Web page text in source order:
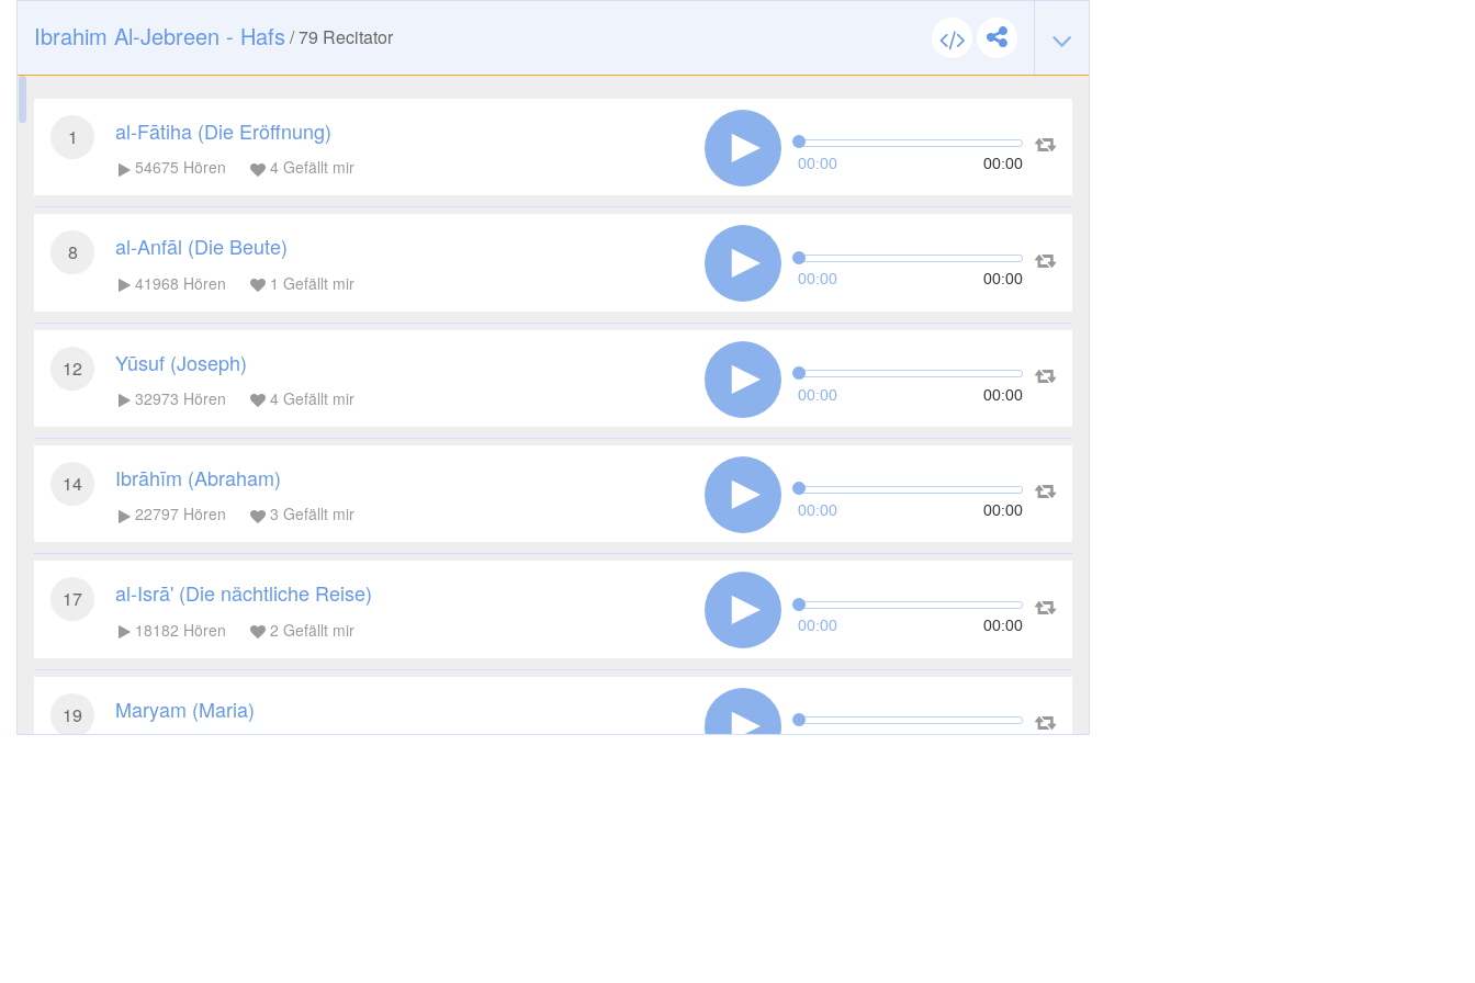
Ibrahim Al-Jebreen - Hafs /79 Recitator
1 al-Fātiha (Die Eröffnung)
54675 Hören 4 Gefällt mir 00:00 00:00
8 al-Anfāl (Die Beute)
41968 Hören 1 Gefällt mir 00:00 00:00
12 Yūsuf (Joseph)
32973 Hören 4 Gefällt mir 00:00 00:00
14 Ibrāhīm (Abraham)
22797 Hören 3 Gefällt mir 00:00 00:00
17 al-Isrā' (Die nächtliche Reise)
18182 Hören 2 Gefällt mir 00:00 00:00
19 Maryam (Maria)
00:00 00:00